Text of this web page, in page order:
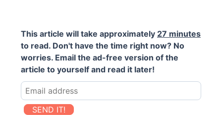
This article will take approximately 27 minutes
to read. Don't have the time right now? No
worries. Email the ad-free version of the
article to yourself and read it later!
SEND IT!